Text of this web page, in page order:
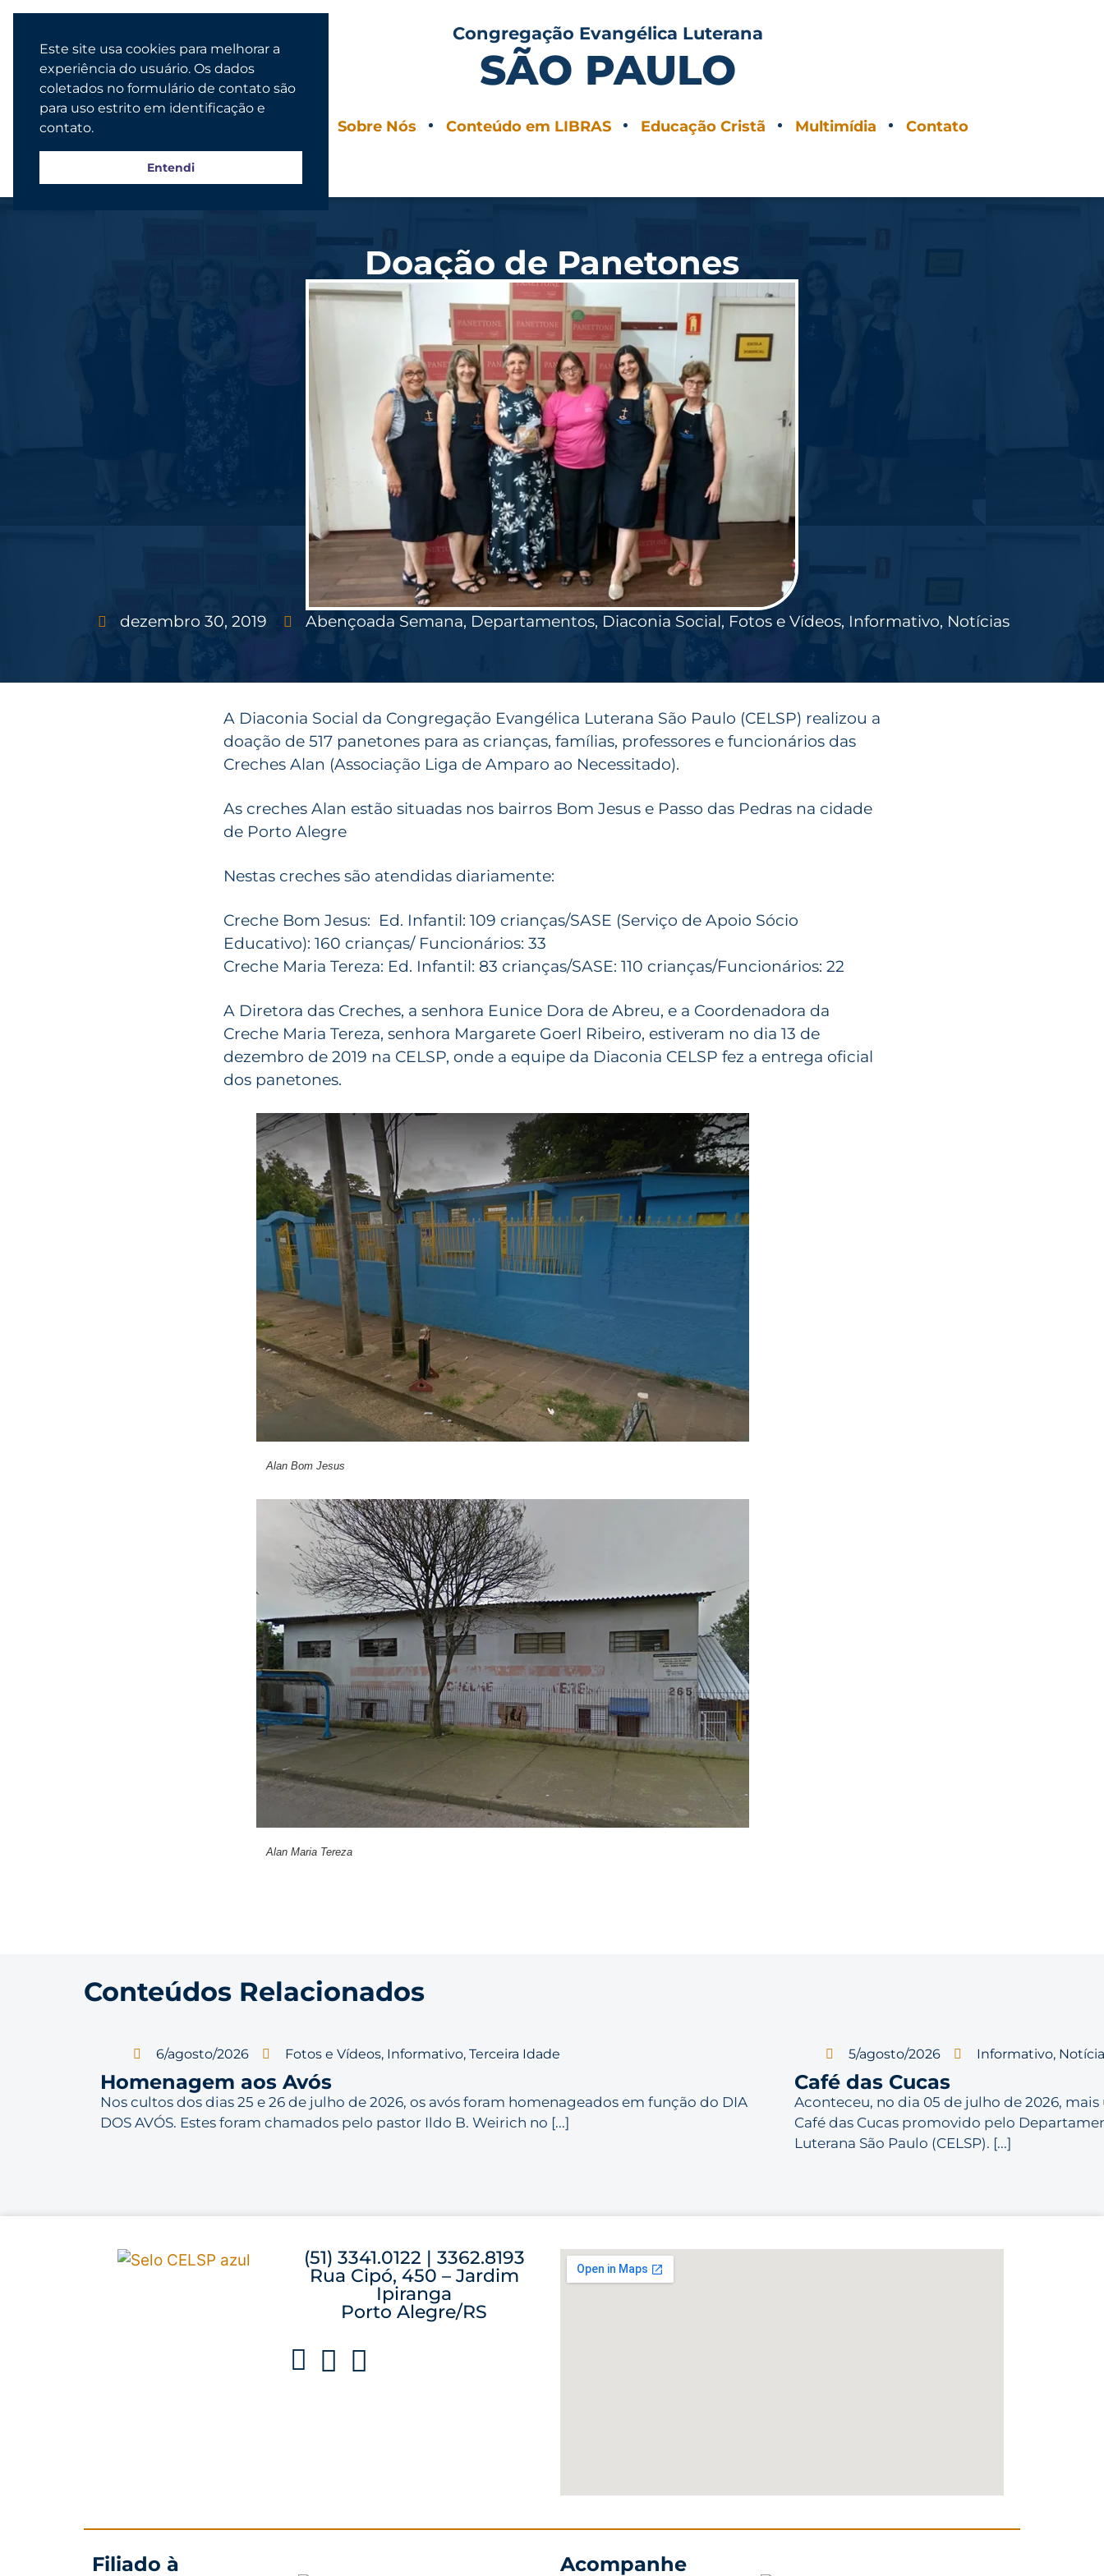
Congregação Evangélica Luterana
SÃO PAULO
Sobre Nós Conteúdo em LIBRAS Educação Cristã Multimídia Contato
Doação de Panetones
dezembro 30, 2019 Abençoada Semana, Departamentos, Diaconia Social, Fotos e Vídeos, Informativo, Notícias
A Diaconia Social da Congregação Evangélica Luterana São Paulo (CELSP) realizou a
doação de 517 panetones para as crianças, famílias, professores e funcionários das
Creches Alan (Associação Liga de Amparo ao Necessitado).
As creches Alan estão situadas nos bairros Bom Jesus e Passo das Pedras na cidade
de Porto Alegre
Nestas creches são atendidas diariamente:
Creche Bom Jesus: Ed. Infantil: 109 crianças/SASE (Serviço de Apoio Sócio
Educativo): 160 crianças/ Funcionários: 33
Creche Maria Tereza: Ed. Infantil: 83 crianças/SASE: 110 crianças/Funcionários: 22
A Diretora das Creches, a senhora Eunice Dora de Abreu, e a Coordenadora da
Creche Maria Tereza, senhora Margarete Goerl Ribeiro, estiveram no dia 13 de
dezembro de 2019 na CELSP, onde a equipe da Diaconia CELSP fez a entrega oficial
dos panetones.
Alan Bom Jesus
Alan Maria Tereza
Conteúdos Relacionados
6/agosto/2026 Fotos e Vídeos, Informativo, Terceira Idade
Homenagem aos Avós
Nos cultos dos dias 25 e 26 de julho de 2026, os avós foram homenageados em função do DIA
DOS AVÓS. Estes foram chamados pelo pastor Ildo B. Weirich no [...]
5/agosto/2026 Informativo,
Café das Cucas
Aconteceu, no dia 05 de julho de 2026,
Café das Cucas promovido pelo
Luterana São Paulo (CELSP). [...]
(51) 3341.0122 | 3362.8193
Rua Cipó, 450 – Jardim
Ipiranga
Porto Alegre/RS
Filiado à Acompanhe
Este site usa cookies para melhorar a
experiência do usuário. Os dados
coletados no formulário de contato são
para uso estrito em identificação e
contato.
Entendi